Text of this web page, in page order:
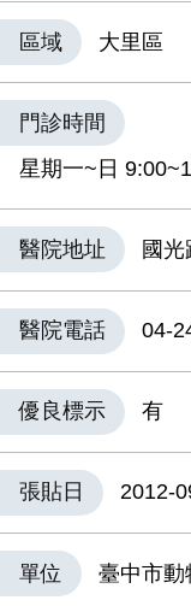
區域 大里區
門診時間
星期一~日
醫院地址 國
醫院電話 04-
優良標示 有
張貼日 2012-
單位 臺中市動